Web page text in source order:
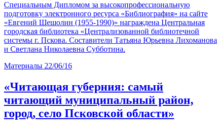
Специальным Дипломом за высокопрофессиональную
подготовку электронного ресурса «Библиография» на сайте
«Евгений Шешолин (1955-1990)» награждена Центральная
городская библиотека «Централизованной библиотечной
системы г. Пскова. Составители Татьяна Юрьевна Лихоманова
и Светлана Николаевна Субботина.
Материалы 22/06/16
«Читающая губерния: самый
читающий муниципальный район,
город, село Псковской области»